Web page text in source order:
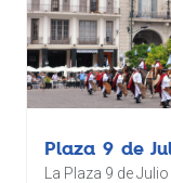
Plaza 9 de
La Plaza 9 de